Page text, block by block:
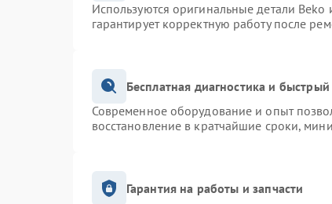
Используются оригинальные детали
гарантирует корректную работу после
Бесплатная диагностика и
Современное оборудование и опыт
восстановление в кратчайшие сроки,
Гарантия на работы и запчасти